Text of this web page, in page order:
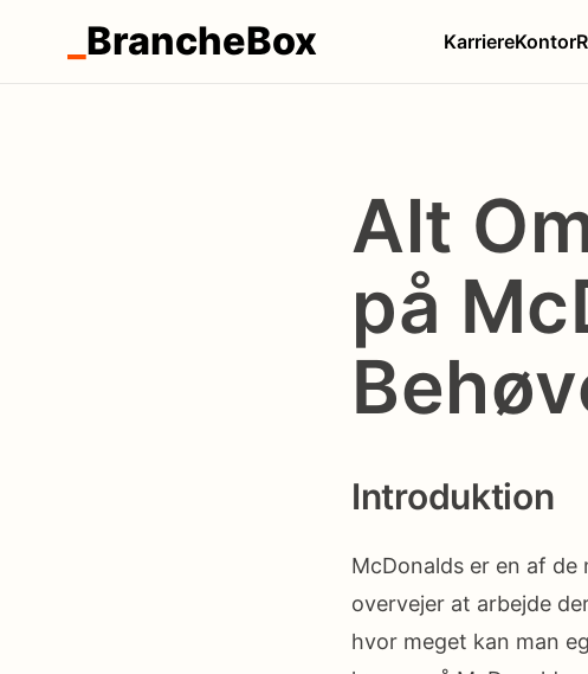
BrancheBox KarriereKontor
Alt
på
Introduktion
McDonalds er en af
overvejer at arbejde
hvor meget kan man